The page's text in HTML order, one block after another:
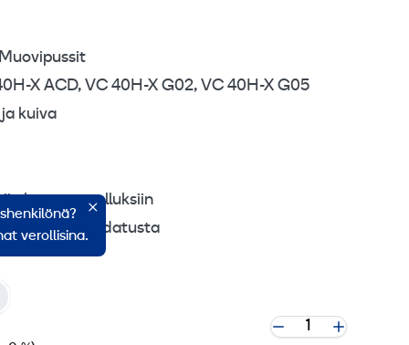
X ACD, VC 40H-X G02, VC 40H-X G05
kuiva
käyttösovelluksiin
– ei esisuodatusta
verollisina.